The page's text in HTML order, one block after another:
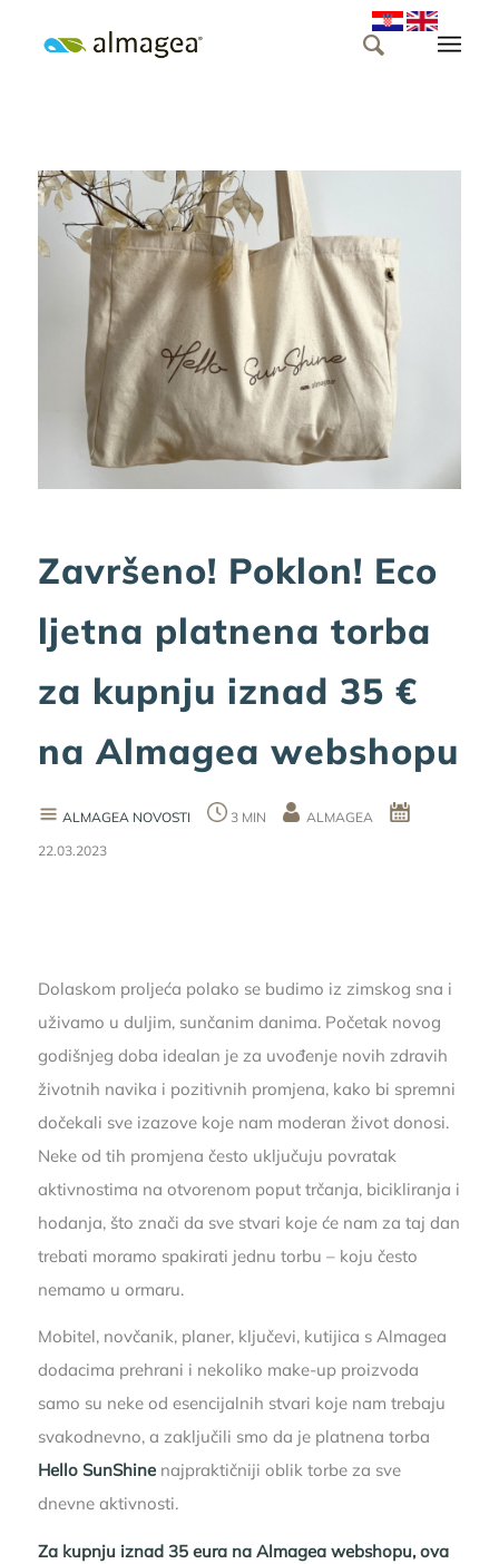
Završeno! Poklon! Eco
ljetna platnena torba
za kupnju iznad 35 €
na Almagea webshopu
ALMAGEA NOVOSTI 3 MIN
ALMAGEA
22.03.2023
Dolaskom proljeća polako se budimo iz zimskog sna i
uživamo u duljim, sunčanim danima. Početak novog
godišnjeg doba idealan je za uvođenje novih zdravih
životnih navika i pozitivnih promjena, kako bi spremni
dočekali sve izazove koje nam moderan život donosi.
Neke od tih promjena često uključuju povratak
aktivnostima na otvorenom poput trčanja, bicikliranja i
hodanja, što znači da sve stvari koje će nam za taj dan
trebati moramo spakirati jednu torbu – koju često
nemamo u ormaru.
Mobitel, novčanik, planer, ključevi, kutijica s Almagea
dodacima prehrani i nekoliko make-up proizvoda
samo su neke od esencijalnih stvari koje nam trebaju
svakodnevno, a zaključili smo da je platnena torba
Hello SunShine najpraktičniji oblik torbe za sve
dnevne aktivnosti.
Za kupnju iznad 35 eura na Almagea webshopu, ova